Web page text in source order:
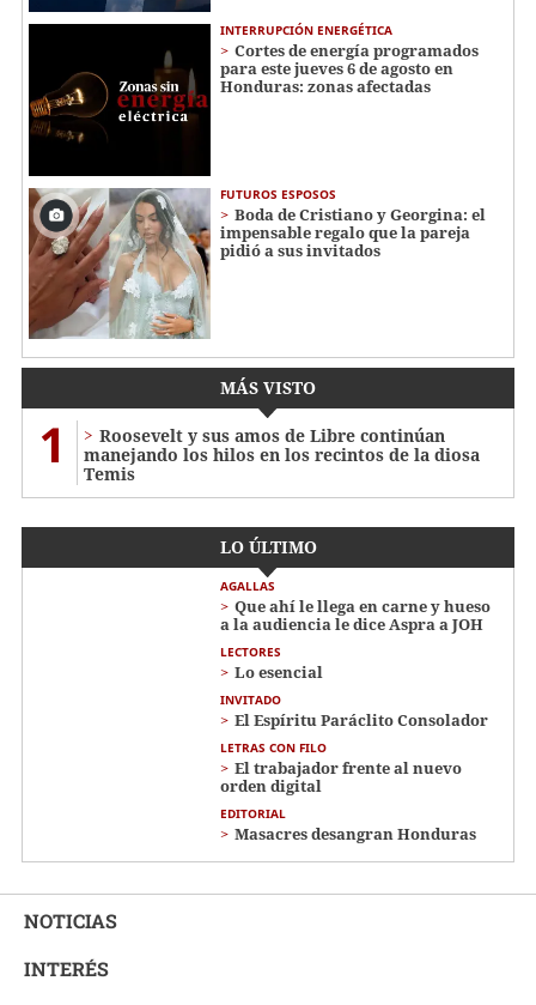
INTERRUPCIÓN ENERGÉTICA
Cortes de energía programados
para este jueves 6 de agosto en
Honduras: zonas afectadas
FUTUROS ESPOSOS
Boda de Cristiano y Georgina: el
impensable regalo que la pareja
pidió a sus invitados
MÁS VISTO
1
Roosevelt y sus amos de Libre continúan
manejando los hilos en los recintos de la diosa
Temis
LO ÚLTIMO
AGALLAS
Que ahí le llega en carne y hueso
a la audiencia le dice Aspra a JOH
LECTORES
Lo esencial
INVITADO
El Espíritu Paráclito Consolador
LETRAS CON FILO
El trabajador frente al nuevo
orden digital
EDITORIAL
Masacres desangran Honduras
NOTICIAS
INTERÉS